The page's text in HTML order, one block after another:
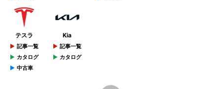
テスラ
記事一覧
カタログ
中古車
Kia
記事一覧
カタログ